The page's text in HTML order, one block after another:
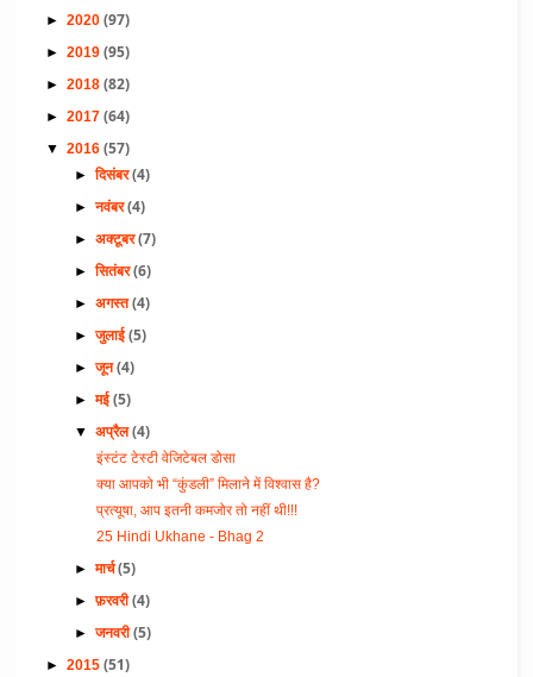
►2020(97)
►2019(95)
►2018(82)
►2017(64)
▼2016(57)
►दिसंबर(4)
►नवंबर(4)
►अक्टूबर(7)
►सितंबर(6)
►अगस्त(4)
►जुलाई(5)
►जून(4)
►मई(5)
▼अप्रैल(4)
इंस्टंट टेस्टी वेजिटेबल डोसा
क्या आपको भी “कुंडली” मिलाने में विश्वास है?
प्रत्यूषा, आप इतनी कमजोर तो नहीं थी!!!
25 Hindi Ukhane - Bhag 2
►मार्च(5)
►फ़रवरी(4)
►जनवरी(5)
►2015(51)